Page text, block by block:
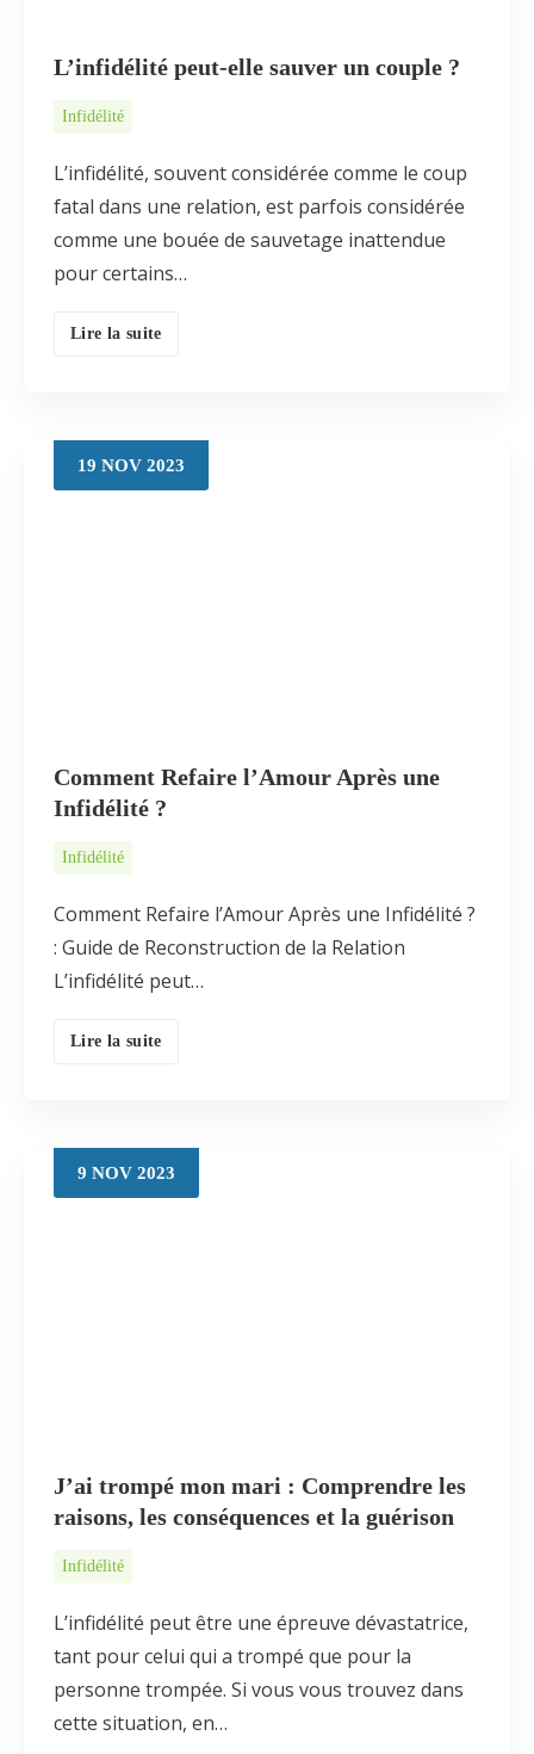
L’infidélité peut-elle sauver un couple ?
Infidélité
L’infidélité, souvent considérée comme le coup
fatal dans une relation, est parfois considérée
comme une bouée de sauvetage inattendue
pour certains…
Lire la suite
19 NOV 2023
Comment Refaire l’Amour Après une
Infidélité ?
Infidélité
Comment Refaire l’Amour Après une Infidélité ?
: Guide de Reconstruction de la Relation
L’infidélité peut…
Lire la suite
9 NOV 2023
J’ai trompé mon mari : Comprendre les
raisons, les conséquences et la guérison
Infidélité
L’infidélité peut être une épreuve dévastatrice,
tant pour celui qui a trompé que pour la
personne trompée. Si vous vous trouvez dans
cette situation, en…